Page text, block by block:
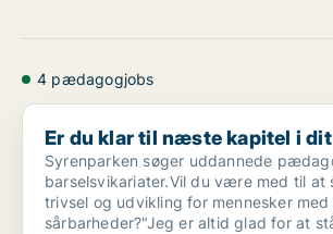
4 pædagogjobs
Er du klar til næste kapitel i dit arbejdsliv?
Er du klar til næste kapitel i
Syrenparken søger uddannede
barselsvikariater.Vil du være med til at
trivsel og udvikling for mennesker
sårbarheder?"Jeg er altid glad for at